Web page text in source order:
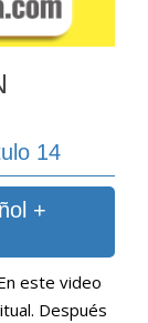
14
+
este video
Después